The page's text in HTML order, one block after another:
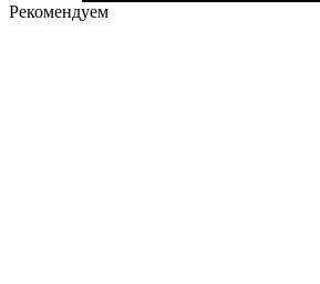
Рекомендуем